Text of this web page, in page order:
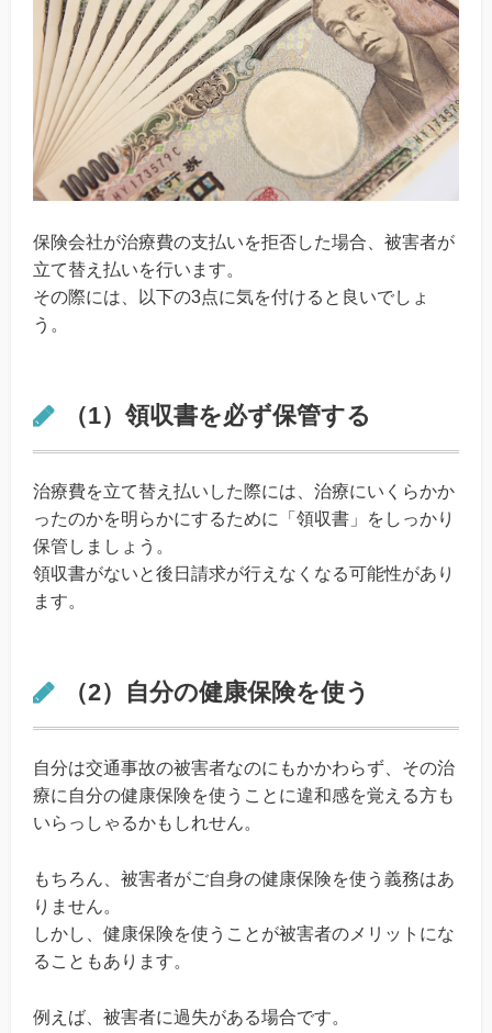
保険会社が治療費の支払いを拒否した場合、被害者が
立て替え払いを行います。
その際には、以下の3点に気を付けると良いでしょ
う。
（1）領収書を必ず保管する
治療費を立て替え払いした際には、治療にいくらかか
ったのかを明らかにするために「領収書」をしっかり
保管しましょう。
領収書がないと後日請求が行えなくなる可能性があり
ます。
（2）自分の健康保険を使う
自分は交通事故の被害者なのにもかかわらず、その治
療に自分の健康保険を使うことに違和感を覚える方も
いらっしゃるかもしれせん。
もちろん、被害者がご自身の健康保険を使う義務はあ
りません。
しかし、健康保険を使うことが被害者のメリットにな
ることもあります。
例えば、被害者に過失がある場合です。